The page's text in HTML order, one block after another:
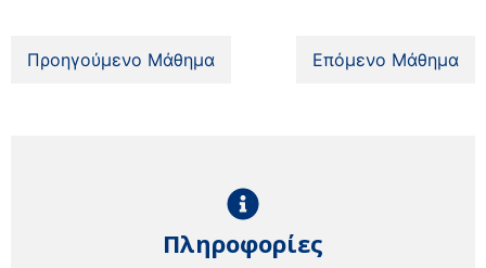
Προηγούμενο Μάθημα Επόμενο Μάθημα
Πληροφορίες